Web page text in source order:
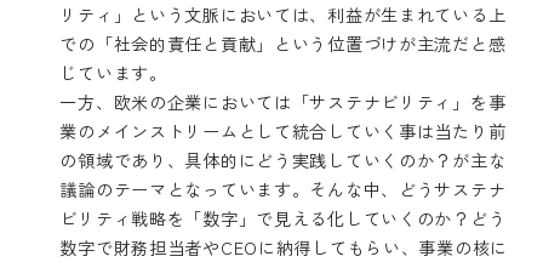
リティ」という文脈においては、利益が生まれている上
での「社会的責任と貢献」という位置づけが主流だと感
じています。
一方、欧米の企業においては「サステナビリティ」を事
業のメインストリームとして統合していく事は当たり前
の領域であり、具体的にどう実践していくのか？が主な
議論のテーマとなっています。そんな中、どうサステナ
ビリティ戦略を「数字」で見える化していくのか？どう
数字で財務担当者やCEOに納得してもらい、事業の核に